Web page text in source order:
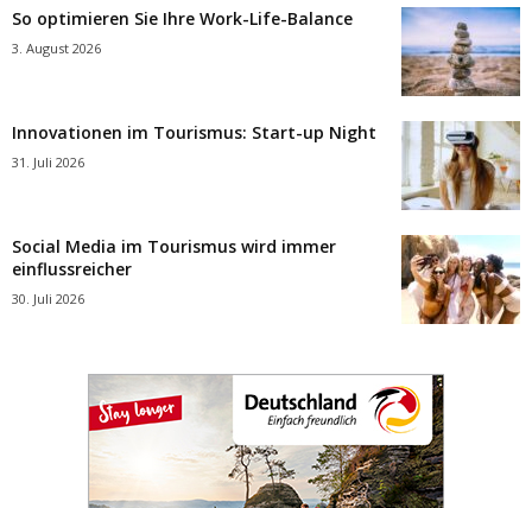
So optimieren Sie Ihre Work-Life-Balance
3. August 2026
Innovationen im Tourismus: Start-up Night
31. Juli 2026
Social Media im Tourismus wird immer
einflussreicher
30. Juli 2026